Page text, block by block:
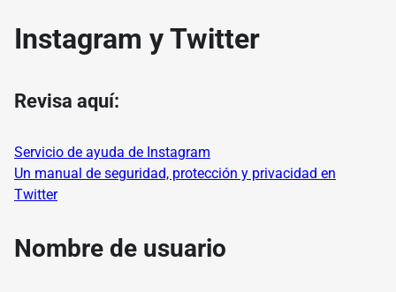
Instagram y Twitter
Revisa aquí:
Servicio de ayuda de Instagram
Un manual de seguridad, protección y privacidad en
Twitter
Nombre de usuario